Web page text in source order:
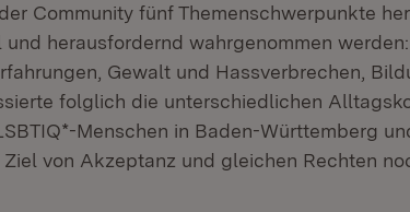
Community fünf Themenschwerpunkte
herausfordernd wahrgenommen werden:
Gewalt und Hassverbrechen,
folglich die unterschiedlichen
Menschen in Baden-Württemberg
von Akzeptanz und gleichen Rechten